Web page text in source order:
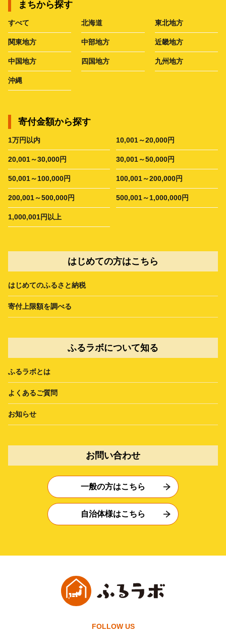
まちから探す
すべて 北海道 東北地方
関東地方 中部地方 近畿地方
中国地方 四国地方 九州地方
沖縄
寄付金額から探す
1万円以内 10,001～20,000円
20,001～30,000円 30,001～50,000円
50,001～100,000円 100,001～200,000円
200,001～500,000円 500,001～1,000,000円
1,000,001円以上
はじめての方はこちら
はじめてのふるさと納税
寄付上限額を調べる
ふるラボについて知る
ふるラボとは
よくあるご質問
お知らせ
お問い合わせ
一般の方はこちら
自治体様はこちら
FOLLOW US